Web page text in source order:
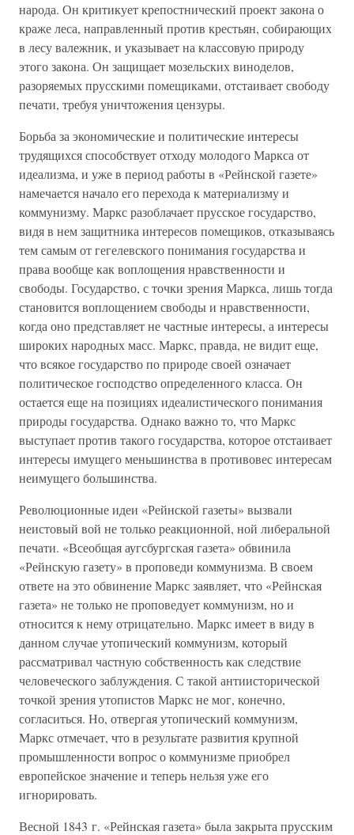
народа. Он критикует крепостнический проект закона о
краже леса, направленный против крестьян, собирающих
в лесу валежник, и указывает на классовую природу
этого закона. Он защищает мозельских виноделов,
разоряемых прусскими помещиками, отстаивает свободу
печати, требуя уничтожения цензуры.
Борьба за экономические и политические интересы
трудящихся способствует отходу молодого Маркса от
идеализма, и уже в период работы в «Рейнской газете»
намечается начало его перехода к материализму и
коммунизму. Маркс разоблачает прусское государство,
видя в нем защитника интересов помещиков, отказываясь
тем самым от гегелевского понимания государства и
права вообще как воплощения нравственности и
свободы. Государство, с точки зрения Маркса, лишь тогда
становится воплощением свободы и нравственности,
когда оно представляет не частные интересы, а интересы
широких народных масс. Маркс, правда, не видит еще,
что всякое государство по природе своей означает
политическое господство определенного класса. Он
остается еще на позициях идеалистического понимания
природы государства. Однако важно то, что Маркс
выступает против такого государства, которое отстаивает
интересы имущего меньшинства в противовес интересам
неимущего большинства.
Революционные идеи «Рейнской газеты» вызвали
неистовый вой не только реакционной, ной либеральной
печати. «Всеобщая аугсбургская газета» обвинила
«Рейнскую газету» в проповеди коммунизма. В своем
ответе на это обвинение Маркс заявляет, что «Рейнская
газета» не только не проповедует коммунизм, но и
относится к нему отрицательно. Маркс имеет в виду в
данном случае утопический коммунизм, который
рассматривал частную собственность как следствие
человеческого заблуждения. С такой антиисторической
точкой зрения утопистов Маркс не мог, конечно,
согласиться. Но, отвергая утопический коммунизм,
Маркс отмечает, что в результате развития крупной
промышленности вопрос о коммунизме приобрел
европейское значение и теперь нельзя уже его
игнорировать.
Весной 1843 г. «Рейнская газета» была закрыта прусским